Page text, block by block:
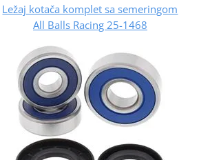
Ležaj kotača komplet sa semeringom
All Balls Racing 25-1468